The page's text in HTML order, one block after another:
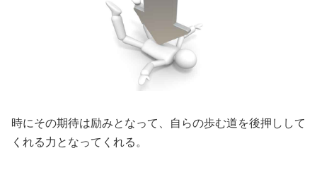
時にその期待は励みとなって、自らの歩む道を後押しして
くれる力となってくれる。